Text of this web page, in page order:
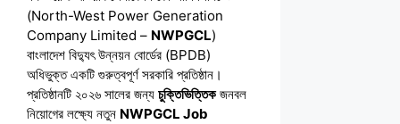
(North-West Power Generation
Company Limited – NWPGCL)
বাংলাদেশ বিদ্যুৎ উন্নয়ন বোর্ডের (BPDB)
অধিভুক্ত একটি গুরুত্বপূর্ণ সরকারি প্রতিষ্ঠান।
প্রতিষ্ঠানটি ২০২৬ সালের জন্য চুক্তিভিত্তিকজনবল
নিয়োগের লক্ষ্যে নতুন NWPGCL Job